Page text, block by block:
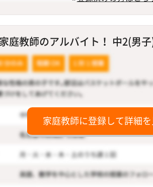
庭教師のアルバイト！ 中2(男子
家庭教師に登録して詳細を